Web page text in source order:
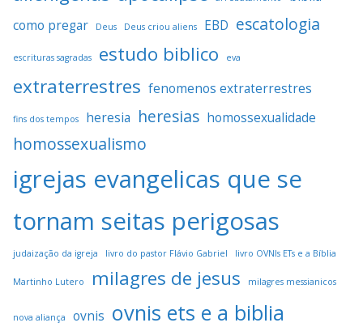
como pregar
Deus Deus criou aliens EBD escatologia
escrituras sagradas estudo biblico eva
extraterrestres fenomenos extraterrestres
fins dos tempos heresia heresias homossexualidade
homossexualismo
igrejas evangelicas que se
tornam seitas perigosas
judaização da igreja livro do pastor Flávio Gabriel livro OVNIs ETs e a Bíblia
Martinho Lutero milagres de jesus milagres messianicos
nova aliança ovnis ovnis ets e a biblia